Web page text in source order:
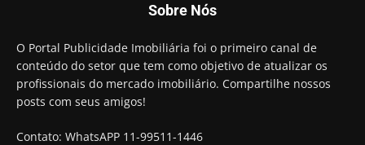
Sobre Nós
O Portal Publicidade Imobiliária foi o primeiro canal de
conteúdo do setor que tem como objetivo de atualizar os
profissionais do mercado imobiliário. Compartilhe nossos
posts com seus amigos!
Contato: WhatsAPP 11-99511-1446